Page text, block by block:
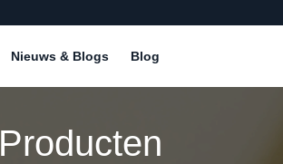
Nieuws & Blogs Blog
Producten